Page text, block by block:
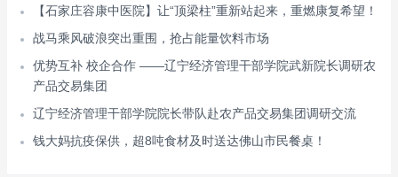
【石家庄容康中医院】让“顶梁柱”重新站起来，重燃康复希望！
战马乘风破浪突出重围，抢占能量饮料市场
优势互补 校企合作 ——辽宁经济管理干部学院武新院长调研农
产品交易集团
辽宁经济管理干部学院院长带队赴农产品交易集团调研交流
钱大妈抗疫保供，超8吨食材及时送达佛山市民餐桌！